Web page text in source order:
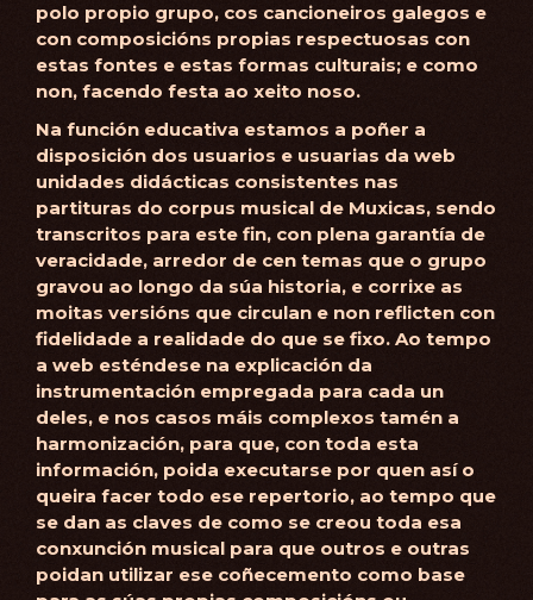
polo propio grupo, cos cancioneiros galegos e
con composicións propias respectuosas con
estas fontes e estas formas culturais; e como
non, facendo festa ao xeito noso.
Na función educativa estamos a poñer a
disposición dos usuarios e usuarias da web
unidades didácticas consistentes nas
partituras do corpus musical de Muxicas, sendo
transcritos para este fin, con plena garantía de
veracidade, arredor de cen temas que o grupo
gravou ao longo da súa historia, e corrixe as
moitas versións que circulan e non reflicten con
fidelidade a realidade do que se fixo. Ao tempo
a web esténdese na explicación da
instrumentación empregada para cada un
deles, e nos casos máis complexos tamén a
harmonización, para que, con toda esta
información, poida executarse por quen así o
queira facer todo ese repertorio, ao tempo que
se dan as claves de como se creou toda esa
conxunción musical para que outros e outras
poidan utilizar ese coñecemento como base